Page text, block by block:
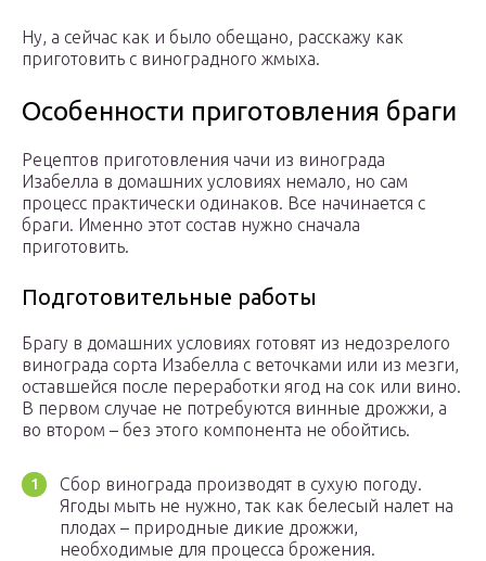
Ну, а сейчас как и было обещано, расскажу как
приготовить с виноградного жмыха.
Особенности приготовления браги
Рецептов приготовления чачи из винограда
Изабелла в домашних условиях немало, но сам
процесс практически одинаков. Все начинается с
браги. Именно этот состав нужно сначала
приготовить.
Подготовительные работы
Брагу в домашних условиях готовят из недозрелого
винограда сорта Изабелла с веточками или из мезги,
оставшейся после переработки ягод на сок или вино.
В первом случае не потребуются винные дрожжи, а
во втором – без этого компонента не обойтись.
Сбор винограда производят в сухую погоду.
Ягоды мыть не нужно, так как белесый налет на
плодах – природные дикие дрожжи,
необходимые для процесса брожения.